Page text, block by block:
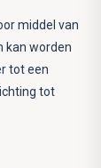
middel van
kan worden
tot een
tot